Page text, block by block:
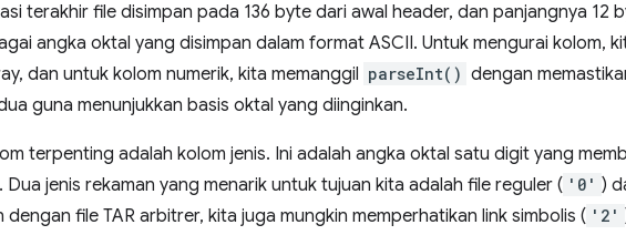
terakhir file disimpan pada 136 byte dari awal header, dan panjangnya 12
angka oktal yang disimpan dalam format ASCII. Untuk mengurai kolom,
dan untuk kolom numerik, kita memanggil parseInt() dengan
guna menunjukkan basis oktal yang diinginkan.
terpenting adalah kolom jenis. Ini adalah angka oktal satu digit yang
jenis rekaman yang menarik untuk tujuan kita adalah file reguler ( '0' )
file TAR arbitrer, kita juga mungkin memperhatikan link simbolis ( '2'